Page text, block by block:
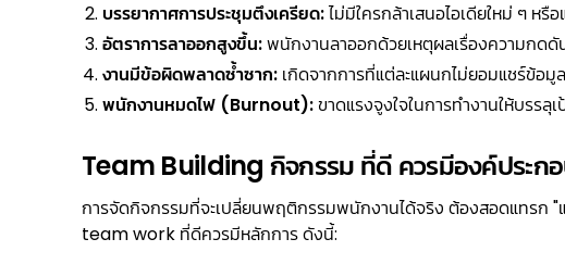
บรรยากาศการประชุมตึงเครียด:ไม่มีใครกล้าเสนอไอเดียใหม่ ๆ ห
อัตราการลาออกสูงขึ้น:พนักงานลาออกด้วยเหตุผลเรื่องความกดดั
งานมีข้อผิดพลาดซ้ำซาก: เกิดจากการที่แต่ละแผนกไม่ยอมแชร์ข้
พนักงานหมดไฟ (Burnout):ขาดแรงจูงใจในการทำงานให้บรรลุ
Team Building กิจกรรม ที่ดี ควรมีองค์ประกอ
การจัดกิจกรรมที่จะเปลี่ยนพฤติกรรมพนักงานได้จริง ต้องสอดแทรก "
team work ที่ดีควรมีหลักการ ดังนี้: